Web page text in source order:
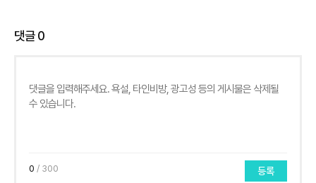
댓글0
0 / 300 등록